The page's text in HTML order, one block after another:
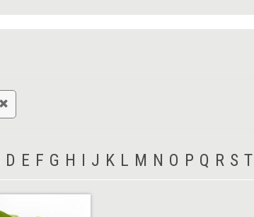
D E F G H I J K L M N O P Q R S T